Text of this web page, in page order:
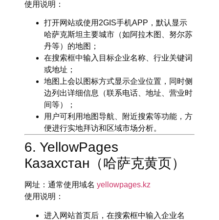
使用说明 ：
打开网站或使用2GIS手机APP，默认显示
哈萨克斯坦主要城市（如阿拉木图、努尔苏
丹等）的地图；
在搜索框中输入目标企业名称、行业关键词
或地址；
地图上会以图标方式显示企业位置，同时侧
边列出详细信息（联系电话、地址、营业时
间等）；
用户可利用地图导航、附近搜索等功能，方
便进行实地拜访和区域市场分析。
6. YellowPages
Казахстан（哈萨克黄页）
网址 ：通常使用域名 yellowpages.kz
使用说明 ：
进入网站首页后，在搜索框中输入企业名